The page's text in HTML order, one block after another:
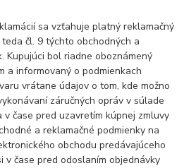
sa vzťahuje platný reklamačný
čl. 9 týchto obchodných a
Kupujúci bol riadne oboznámený
a informovaný o podmienkach
vrátane údajov o tom, kde možno
záručných opráv v súlade
v čase pred uzavretím kúpnej zmluvy
a reklamačné podmienky na
obchodu predávajúceho
v čase pred odoslaním objednávky